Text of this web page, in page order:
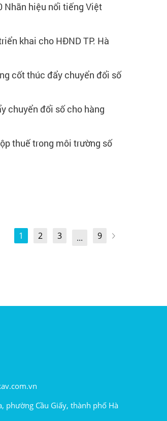
Nhãn hiệu nổi tiếng Việt
khai cho HĐND TP. Hà
cốt thúc đẩy chuyển đổi số
chuyển đổi số cho hàng
thuế trong môi trường số
1 2 3 ... 9
phường Cầu Giấy, thành phố Hà